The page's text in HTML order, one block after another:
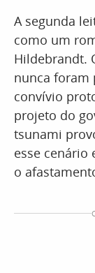
A segunda
como um
Hildebrandt.
nunca foram
convívio
projeto do
tsunami
esse cenário
o